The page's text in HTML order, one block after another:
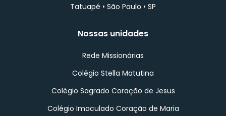
Tatuapé • São Paulo • SP
Nossas unidades
Rede Missionárias
Colégio Stella Matutina
Colégio Sagrado Coração de Jesus
Colégio Imaculado Coração de Maria